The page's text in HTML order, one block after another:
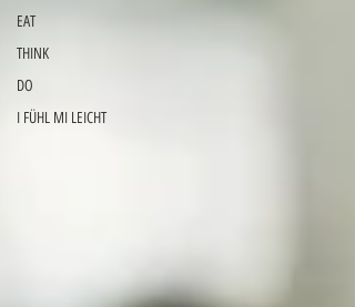
EAT
THINK
DO
I FÜHL MI LEICHT